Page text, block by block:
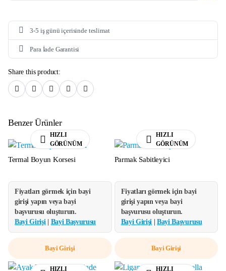
3-5 iş günü içerisinde teslimat
Para İade Garantisi
Share this product:
Benzer Ürünler
HIZLI
GÖRÜNÜM
Termal Boyun Korsesi
Fiyatları görmek için bayi
girişi yapın veya bayi
başvurusu oluşturun.
Bayi Girişi | Bayi Başvurusu
Bayi Girişi
HIZLI
GÖRÜNÜM
Parmak Sabitleyici
Fiyatları görmek için bayi
girişi yapın veya bayi
başvurusu oluşturun.
Bayi Girişi |Bayi Başvurusu
Bayi Girişi
HIZLI
HIZLI